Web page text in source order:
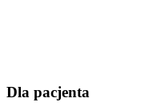
Dla pacjenta